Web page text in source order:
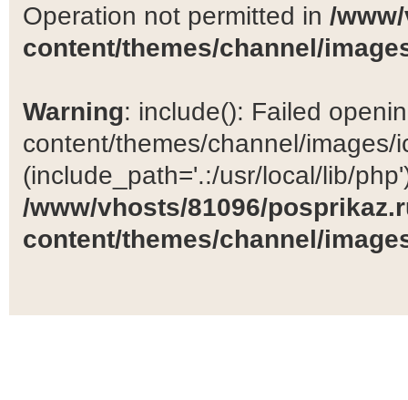
Operation not permitted in /
content/themes/channel/
Warning: include(): Failed
content/themes/channel/images/
(include_path='.:/usr/local/lib/
/www/vhosts/81096/
content/themes/channel/